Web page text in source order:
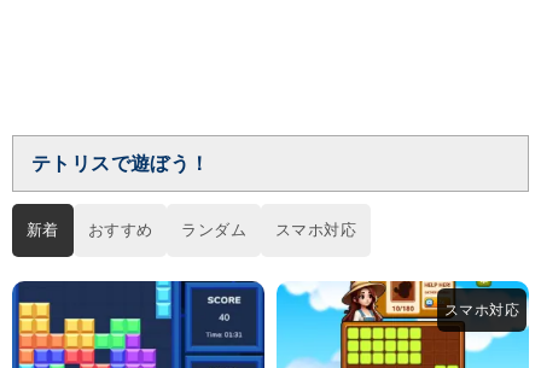
テトリスで遊ぼう！
新着 おすすめ ランダム スマホ対応